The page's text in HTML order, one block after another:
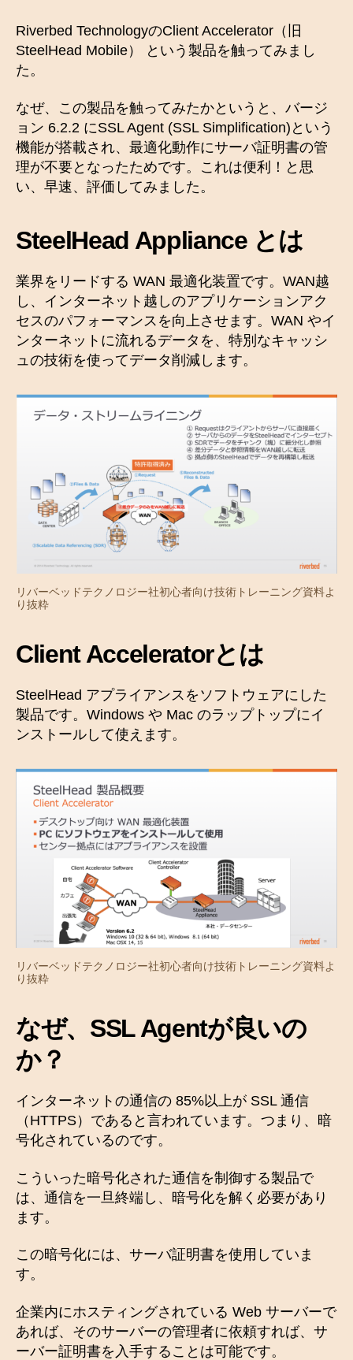
Riverbed TechnologyのClient Accelerator（旧
SteelHead Mobile） という製品を触ってみまし
た。
なぜ、この製品を触ってみたかというと、バージ
ョン 6.2.2 にSSL Agent (SSL Simplification)という
機能が搭載され、最適化動作にサーバ証明書の管
理が不要となったためです。これは便利！と思
い、早速、評価してみました。
SteelHead Appliance とは
業界をリードする WAN 最適化装置です。WAN越
し、インターネット越しのアプリケーションアク
セスのパフォーマンスを向上させます。WAN やイ
ンターネットに流れるデータを、特別なキャッシ
ュの技術を使ってデータ削減します。
リバーベッドテクノロジー社初心者向け技術トレーニング資料よ
り抜粋
Client Acceleratorとは
SteelHead アプライアンスをソフトウェアにした
製品です。Windows や Mac のラップトップにイ
ンストールして使えます。
リバーベッドテクノロジー社初心者向け技術トレーニング資料よ
り抜粋
なぜ、SSL Agentが良いの
か？
インターネットの通信の 85%以上が SSL 通信
（HTTPS）であると言われています。つまり、暗
号化されているのです。
こういった暗号化された通信を制御する製品で
は、通信を一旦終端し、暗号化を解く必要があり
ます。
この暗号化には、サーバ証明書を使用していま
す。
企業内にホスティングされている Web サーバーで
あれば、そのサーバーの管理者に依頼すれば、サ
ーバー証明書を入手することは可能です。